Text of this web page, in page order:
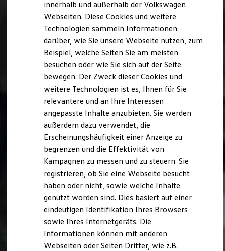
Reichweite im Winter
Rekuperation
Laden
Laden unterwegs
Laden Zuhause
Ladestationen finden
Ladezeitensimulator
Sicherheit
Garantie und Lebensdauer
Nachhaltigkeit
Kosten und Kauf
Verbrauchskosten
Kaufoptionen
E-Auto-Förderung
Software und Konnektivität
Die ID. Software 6
ID. Software Versionen und Updates
Digitale Extras
Schnittstellen zu Ihrem ID.
Hybridautos
Marke und Erlebnis
Volkswagen R und R Experience
R-Modelle
R Experience
Driving Experience
innerhalb und außerhalb der Volkswagen
Webseiten. Diese Cookies und weitere
Technologien sammeln Informationen
darüber, wie Sie unsere Webseite nutzen, zum
Beispiel, welche Seiten Sie am meisten
besuchen oder wie Sie sich auf der Seite
bewegen. Der Zweck dieser Cookies und
weitere Technologien ist es, Ihnen für Sie
relevantere und an Ihre Interessen
angepasste Inhalte anzubieten. Sie werden
außerdem dazu verwendet, die
Erscheinungshäufigkeit einer Anzeige zu
begrenzen und die Effektivität von
Kampagnen zu messen und zu steuern. Sie
registrieren, ob Sie eine Webseite besucht
haben oder nicht, sowie welche Inhalte
genutzt worden sind. Dies basiert auf einer
eindeutigen Identifikation Ihres Browsers
sowie Ihres Internetgeräts. Die
Informationen können mit anderen
Webseiten oder Seiten Dritter, wie z.B.